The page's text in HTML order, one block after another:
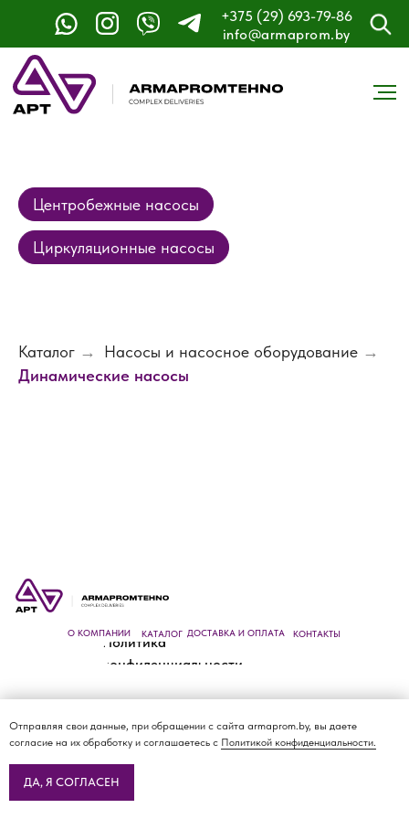
+375 (29) 693-79-86
info@armaprom.by
Центробежные насосы
Циркуляционные насосы
Каталог → Насосы и насосное оборудование →
Динамические насосы
Политика
конфиденциальности
О КОМПАНИИ КАТАЛОГ ДОСТАВКА И ОПЛАТА КОНТАКТЫ
Отправляя свои данные, при обращении с сайта armaprom.by, вы даете
согласие на их обработку и соглашаетесь с Политикой конфиденциальности.
ДА, Я СОГЛАСЕН